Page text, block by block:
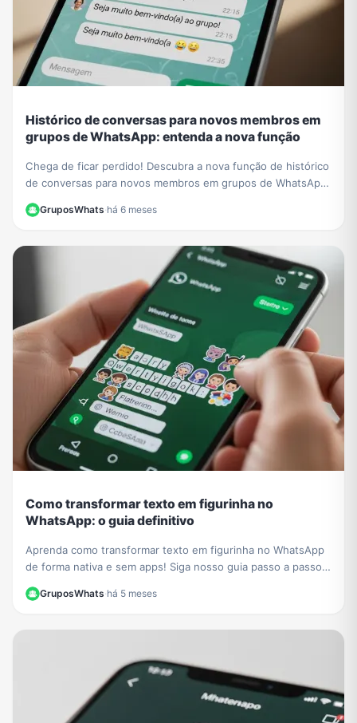
Histórico de conversas para novos membros em
grupos de WhatsApp: entenda a nova função
Chega de ficar perdido! Descubra a nova função de histórico
de conversas para novos membros em grupos de WhatsApp
GruposWhats·há 6 meses
Como transformar texto em figurinha no
WhatsApp: o guia definitivo
Aprenda como transformar texto em figurinha no WhatsApp
de forma nativa e sem apps! Siga nosso guia passo a passo e
GruposWhats·há 5 meses